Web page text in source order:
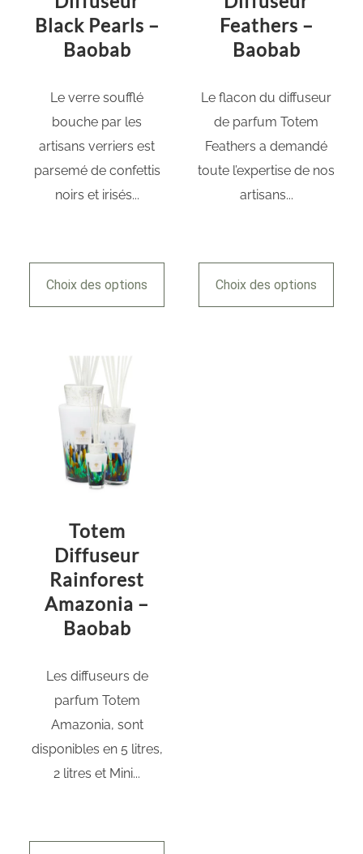
Black Pearls –
Baobab
Le verre soufflé
bouche par les
artisans verriers est
parsemé de confettis
noirs et irisés...
Choix des options
Feathers –
Baobab
Le flacon du diffuseur
de parfum Totem
Feathers a demandé
toute l’expertise de nos
artisans...
Choix des options
Totem
Diffuseur
Rainforest
Amazonia –
Baobab
Les diffuseurs de
parfum Totem
Amazonia, sont
disponibles en 5 litres,
2 litres et Mini...